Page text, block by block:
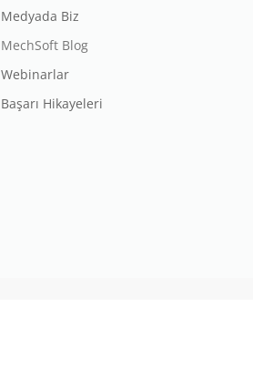
Medyada Biz
MechSoft Blog
Webinarlar
Başarı Hikayeleri